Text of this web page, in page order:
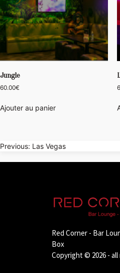
Jungle
60.00€
Ajouter au panier
Navigation
de
Previous: Las Vegas
Red Corner - Bar
Box
Copyright © 2026 -